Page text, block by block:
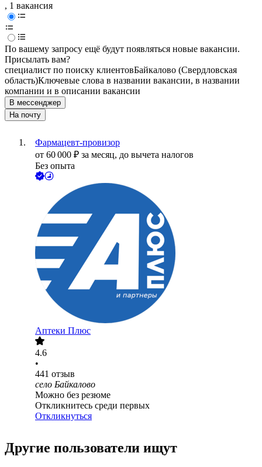
, 1 вакансия
По вашему запросу ещё будут появляться новые вакансии.
Присылать вам?
специалист по поиску клиентовБайкалово (Свердловская
область)Ключевые слова в названии вакансии, в названии
компании и в описании вакансии
В мессенджер
На почту
Фармацевт-провизор
от 60 000 ₽ за месяц, до вычета налогов
Без опыта
Аптеки Плюс
4.6
•
441 отзыв
село Байкалово
Можно без резюме
Откликнитесь среди первых
Откликнуться
Другие пользователи ищут